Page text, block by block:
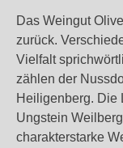
Das Weingut
zurück.
Vielfalt
zählen der
Heiligenberg. Die
Ungstein
charakterstarke